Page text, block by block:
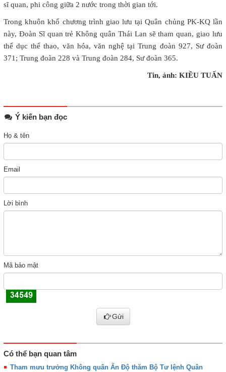
sĩ quan, phi công giữa 2 nước trong thời gian tới.
Trong khuôn khổ chương trình giao lưu tại Quân chủng PK-KQ lần
này, Đoàn Sĩ quan trẻ Không quân Thái Lan sẽ tham quan, giao lưu
thể dục thể thao, văn hóa, văn nghệ tại Trung đoàn 927, Sư đoàn
371; Trung đoàn 228 và Trung đoàn 284, Sư đoàn 365.
Tin, ảnh: KIỀU TUẤN
Ý kiến bạn đọc
Họ & tên
Email
Lời bình
Mã bảo mật
Gửi
Có thể bạn quan tâm
Tham mưu trưởng Không quân Ấn Độ thăm Bộ Tư lệnh Quân